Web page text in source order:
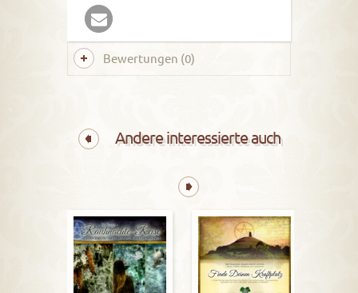
Bewertungen (0)
Andere interessierte auch